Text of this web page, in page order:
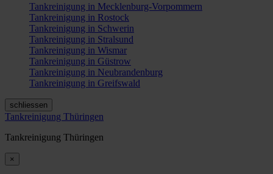
Tankreinigung in Mecklenburg-Vorpommern
Tankreinigung in Rostock
Tankreinigung in Schwerin
Tankreinigung in Stralsund
Tankreinigung in Wismar
Tankreinigung in Güstrow
Tankreinigung in Neubrandenburg
Tankreinigung in Greifswald
schliessen
Tankreinigung Thüringen
Tankreinigung Thüringen
×